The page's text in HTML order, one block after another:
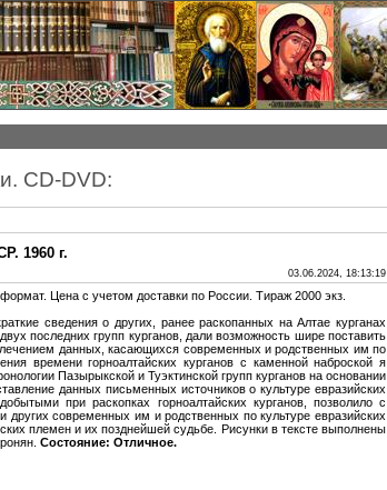
CD-DVD:
1960 г.
03.06.2024, 18:13:19
Цена с учетом доставки по России. Тираж 2000 экз.
сведения о других, ранее раскопанных на Алтае курганах
последних групп курганов, дали возможность шире поставить
данных, касающихся современных и родственных им по
времени горноалтайских курганов с каменной наброской я
Пазырыкской и Туэктинской групп курганов на основании
данных письменных источников о культуре евразийских
при раскопках горноалтайских курганов, позволило с
других современных им и родственных по культуре евразийских
племен и их позднейшей судьбе. Рисунки в тексте выполнены
Состояние: Отличное.